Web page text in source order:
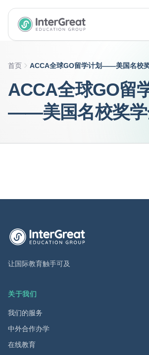
InterGreat Education Group home
首页 ACCA全球GO留学计划——美国名校
ACCA全球GO留
——美国名校奖学
英萃国际教育集团首页
让国际教育触手可及
关于我们
我们的服务
中外合作办学
在线教育